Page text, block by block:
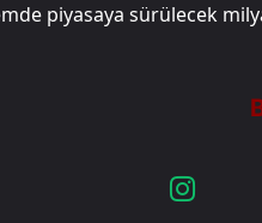
piyasaya sürülecek